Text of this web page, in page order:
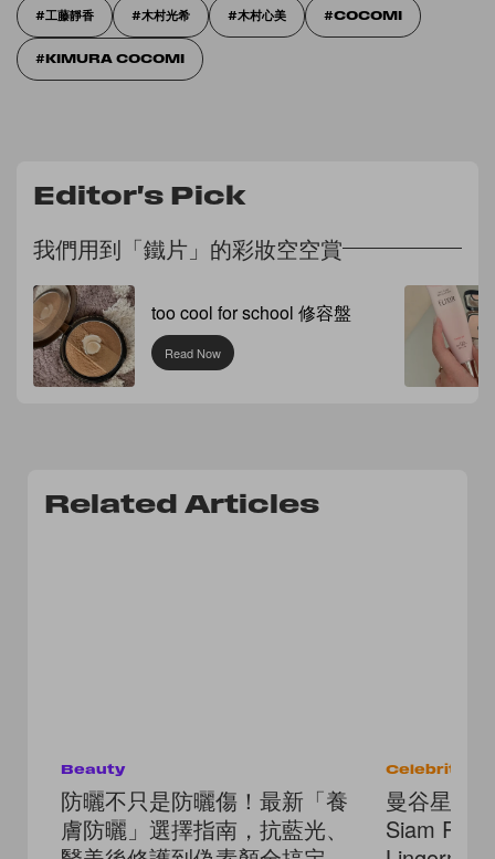
工藤靜香 木村光希 木村心美 COCOMI
KIMURA COCOMI
Editor's Pick
我們用到「鐵片」的彩妝空空賞
too cool for school 修容盤
Read Now
Related Articles
Beauty
防曬不只是防曬傷！最新「養
膚防曬」選擇指南，抗藍光、
Celebrities
曼谷星光
Siam